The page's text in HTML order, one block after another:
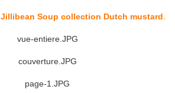
Jillibean Soup collection Dutch mustard.